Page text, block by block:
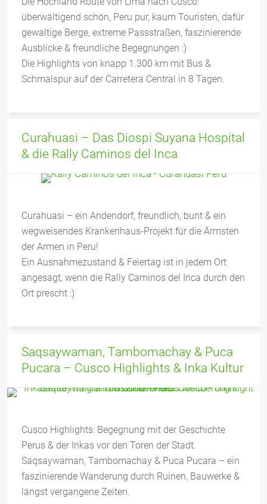
überwältigend schön, Peru pur, kaum Touristen, dafür
gewaltige Berge, extreme Passstraßen, faszinierende
Ausblicke & freundliche Begegnungen :)
Die Highlights von knapp 1.300 km mit Bus &
Schmalspur auf der Carretera Central in 8 Tagen.
Curahuasi – Das Diospi Suyana Hospital
& die Rally Caminos del Inca
Curahuasi – ein Andendorf, freundlich, bunt & ein
wegweisendes Krankenhaus-Projekt für die Ärmsten
der Armen in Peru!
Ein Ausnahmezustand & Feiertag ist in jedem Ort
angesagt, wenn die Rally Caminos del Inca durch den
Ort prescht :)
Saqsaywaman, Tambomachay & Puca
Pucara – Cusco Highlights & Inka Kultur
Cusco Highlights: Begegnung mit der Geschichte
Perus & der Inkas vor den Toren der Stadt.
Saqsaywaman, Tambomachay & Puca Pucara – ein
faszinierende Wanderung durch Ruinen, Bauwerke &
längst vergangene Zeiten.